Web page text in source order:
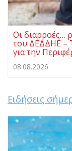
Οι διαρροές…
του ΔΕΔΔΗΕ –
για την
08.08.2026
Ειδήσεις